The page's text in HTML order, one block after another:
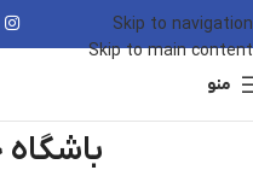
Skip to navigation
Skip to main content
منو